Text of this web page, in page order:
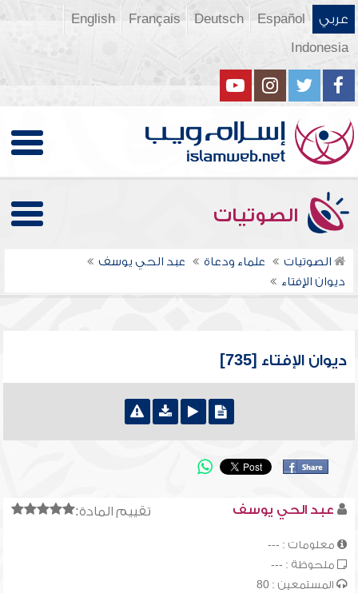
عربي Español
Deutsch
Français
English
Indonesia
الصوتيات
الصوتيات علماء ودعاة
عبد الحي يوسف
ديوان الإفتاء
ديوان الإفتاء [735]
تقييم المادة: عبد الحي يوسف
معلومات : ---
ملحوظة : ---
المستمعين : 80